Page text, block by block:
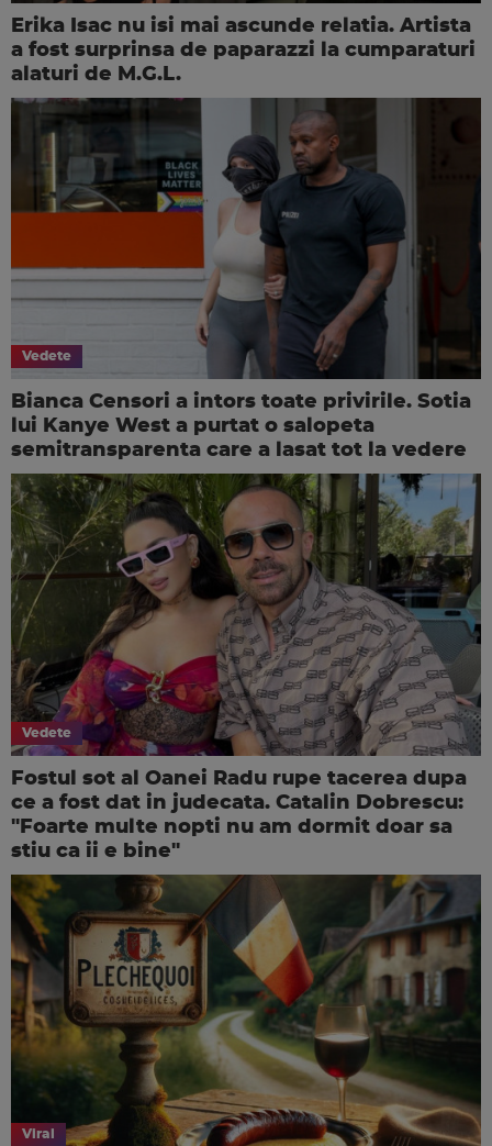
Erika Isac nu isi mai ascunde relatia. Artista
a fost surprinsa de paparazzi la cumparaturi
alaturi de M.G.L.
Vedete
Bianca Censori a intors toate privirile. Sotia
lui Kanye West a purtat o salopeta
semitransparenta care a lasat tot la vedere
Vedete
Fostul sot al Oanei Radu rupe tacerea dupa
ce a fost dat in judecata. Catalin Dobrescu:
"Foarte multe nopti nu am dormit doar sa
stiu ca ii e bine"
Viral